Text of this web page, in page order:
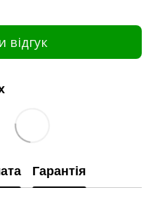
відгук
Гарантія